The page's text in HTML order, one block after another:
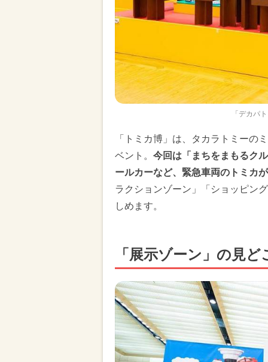
「デカパ
「トミカ博」は、タカラトミーの
ベント。 今回は「まちをまもるク
ールカーなど、緊急車両のトミカ
ラクションゾーン」「ショッピン
しめます。
「展示ゾーン」の見